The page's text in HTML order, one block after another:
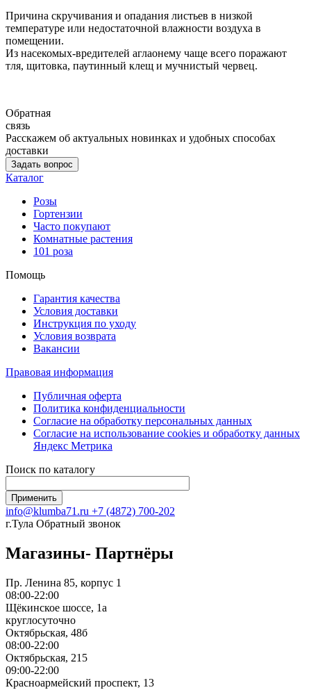
Причина скручивания и опадания листьев в низкой
температуре или недостаточной влажности воздуха в
помещении.
Из насекомых-вредителей аглаонему чаще всего поражают
тля, щитовка, паутинный клещ и мучнистый червец.
Обратная
связь
Расскажем об актуальных новинках и удобных способах
доставки
Задать вопрос
Каталог
Розы
Гортензии
Часто покупают
Комнатные растения
101 роза
Помощь
Гарантия качества
Условия доставки
Инструкция по уходу
Условия возврата
Вакансии
Правовая информация
Публичная оферта
Политика конфиденциальности
Согласие на обработку персональных данных
Согласие на использование сookies и обработку данных
Яндекс Метрика
Поиск по каталогу
info@klumba71.ru +7 (4872) 700-202
г.Тула Обратный звонок
Магазины- Партнёры
Пр. Ленина 85, корпус 1
08:00-22:00
Щёкинское шоссе, 1а
круглосуточно
Октябрьская, 48б
08:00-22:00
Октябрьская, 215
09:00-22:00
Красноармейский проспект, 13